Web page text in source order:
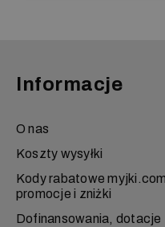
Informacje
O nas
Koszty wysyłki
Kody rabatowe
promocje i zniżki
Dofinansowania, dotacje